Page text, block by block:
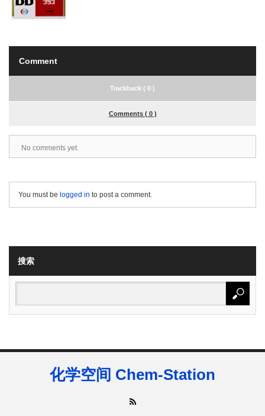
Comment
Trackback ( 0 )
Comments ( 0 )
No comments yet.
You must be logged in to post a comment.
搜索
化学空间 Chem-Station